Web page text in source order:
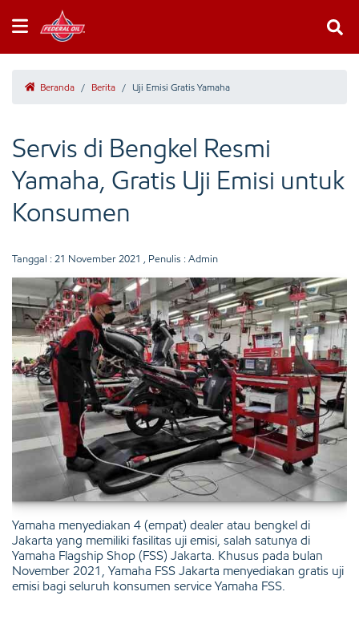
Beranda / Berita / Uji Emisi Gratis Yamaha
Servis di Bengkel Resmi
Yamaha, Gratis Uji Emisi untuk
Konsumen
Tanggal : 21 November 2021 , Penulis : Admin
Yamaha menyediakan 4 (empat) dealer atau bengkel di
Jakarta yang memiliki fasilitas uji emisi, salah satunya di
Yamaha Flagship Shop (FSS) Jakarta. Khusus pada bulan
November 2021, Yamaha FSS Jakarta menyediakan gratis uji
emisi bagi seluruh konsumen service Yamaha FSS.